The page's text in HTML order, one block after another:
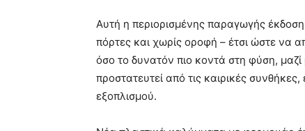
Αυτή η περιορισμένης παραγωγής
πόρτες και χωρίς οροφή – έτσι ώστε να
όσο το δυνατόν πιο κοντά στη φύση,
προστατευτεί από τις καιρικές
εξοπλισμού.